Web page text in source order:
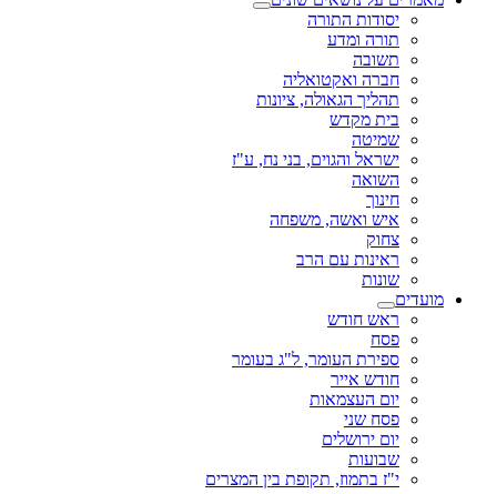
יסודות התורה
תורה ומדע
תשובה
חברה ואקטואליה
תהליך הגאולה, ציונות
בית מקדש
שמיטה
ישראל והגוים, בני נח, ע"ז
השואה
חינוך
איש ואשה, משפחה
צחוק
ראינות עם הרב
שונות
מועדים
ראש חודש
פסח
ספירת העומר, ל"ג בעומר
חודש אייר
יום העצמאות
פסח שני
יום ירושלים
שבועות
י"ז בתמוז, תקופת בין המצרים